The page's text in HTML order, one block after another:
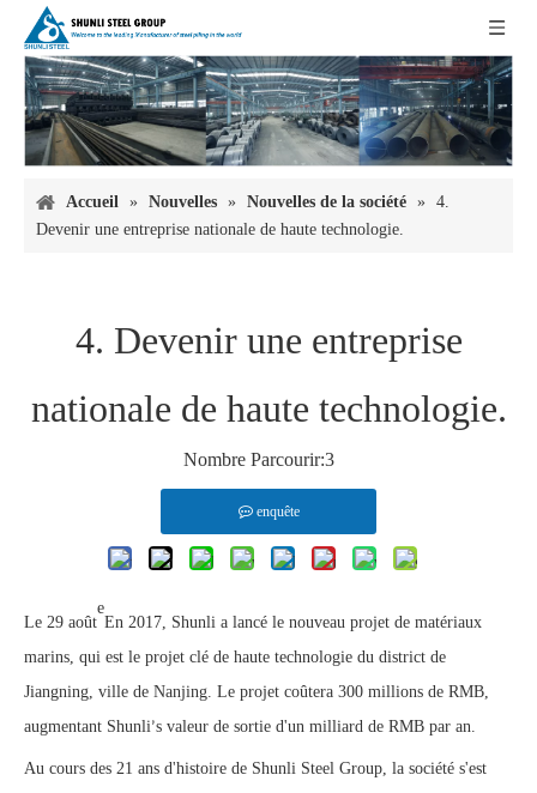
Accueil » Nouvelles » Nouvelles de la société » 4.
Devenir une entreprise nationale de haute technologie.
4. Devenir une entreprise
nationale de haute technologie.
Nombre Parcourir:3
enquête
Le 29 août
e
En 2017, Shunli a lancé le nouveau projet de matériaux
marins, qui est le projet clé de haute technologie du district de
Jiangning, ville de Nanjing. Le projet coûtera 300 millions de RMB,
augmentant Shunli’s valeur de sortie d'un milliard de RMB par an.
Au cours des 21 ans d'histoire de Shunli Steel Group, la société s'est